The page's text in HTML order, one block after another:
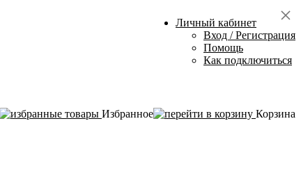
Личный кабинет
Вход / Регистрация
Помощь
Как подключиться
Избранное Корзина